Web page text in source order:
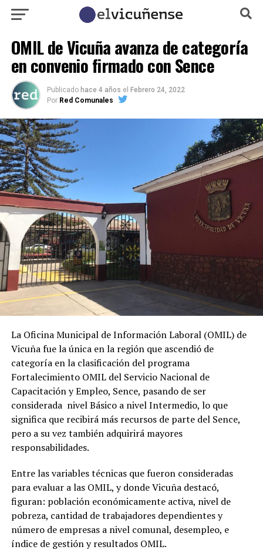
OMIL de Vicuña avanza de categoría
en convenio firmado con Sence
Publicado hace 4 años el Febrero 24, 2022
Por Red Comunales
La Oficina Municipal de Información Laboral (OMIL) de
Vicuña fue la única en la región que ascendió de
categoría en la clasificación del programa
Fortalecimiento OMIL del Servicio Nacional de
Capacitación y Empleo, Sence, pasando de ser
considerada nivel Básico a nivel Intermedio, lo que
significa que recibirá más recursos de parte del Sence,
pero a su vez también adquirirá mayores
responsabilidades.
Entre las variables técnicas que fueron consideradas
para evaluar a las OMIL, y donde Vicuña destacó,
figuran: población económicamente activa, nivel de
pobreza, cantidad de trabajadores dependientes y
número de empresas a nivel comunal, desempleo, e
índice de gestión y resultados OMIL.